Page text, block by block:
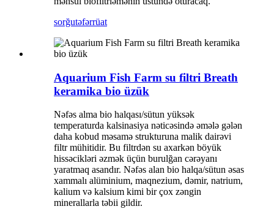
sorğutəfərrüat
Aquarium Fish Farm su filtri Breath
keramika bio üzük
Nəfəs alma bio halqası/sütun yüksək
temperaturda kalsinasiya nəticəsində əmələ gələn
daha kobud məsamə strukturuna malik dairəvi
filtr mühitidir. Bu filtrdən su axarkən böyük
hissəcikləri əzmək üçün burulğan cərəyanı
yaratmaq asandır. Nəfəs alan bio halqa/sütun əsas
xammalı alüminium, maqnezium, dəmir, natrium,
kalium və kalsium kimi bir çox zəngin
minerallarla təbii gildir.